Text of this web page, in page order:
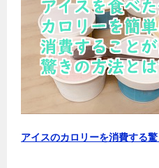
アイスのカロリーを消費する